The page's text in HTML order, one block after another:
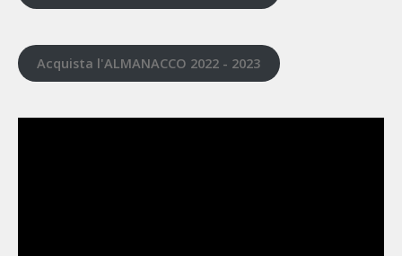
Acquista l'ALMANACCO 2022 - 2023